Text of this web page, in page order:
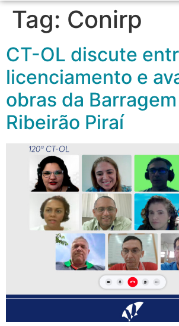
Tag: Conirp
CT-OL discute
licenciamento e
obras da
Ribeirão Piraí